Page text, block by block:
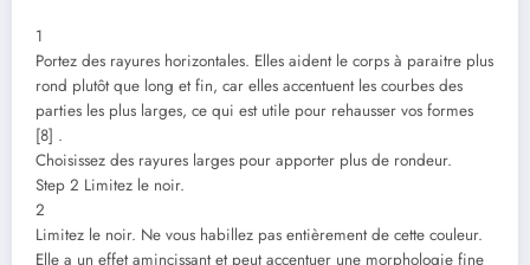
1
Portez des rayures horizontales. Elles aident le corps à paraitre plus
rond plutôt que long et fin, car elles accentuent les courbes des
parties les plus larges, ce qui est utile pour rehausser vos formes
[8] .
Choisissez des rayures larges pour apporter plus de rondeur.
Step 2 Limitez le noir.
2
Limitez le noir. Ne vous habillez pas entièrement de cette couleur.
Elle a un effet amincissant et peut accentuer une morphologie fine